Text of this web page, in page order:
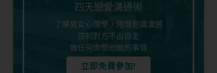
四天戀愛溝通術
了解男女心理學，用潛意識溝通
控制對方不由自主
做任何你想他做的事情
立即免費參加!